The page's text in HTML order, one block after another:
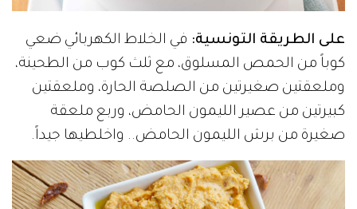
على الطريقة التونسية: في الخلاط الكهربائي ضعي
كوباً من الحمص المسلوق، مع ثلث كوب من الطحينة،
وملعقتين صغيرتين من الصلصة الحارة، وملعقتين
كبيرتين من عصير الليمون الحامض، وربع ملعقة
صغيرة من برش الليمون الحامض.. واخلطيها جيداً.